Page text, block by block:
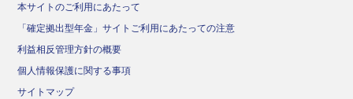
本サイトのご利用にあたって
「確定拠出型年金」サイトご利用にあたっての注意
利益相反管理方針の概要
個人情報保護に関する事項
サイトマップ